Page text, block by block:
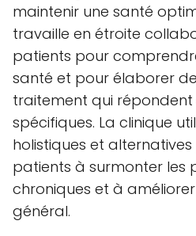
maintenir une santé
travaille en étroite
patients pour
santé et pour élaborer
traitement qui répondent
spécifiques. La clinique
holistiques et
patients à surmonter les
chroniques et à
général.